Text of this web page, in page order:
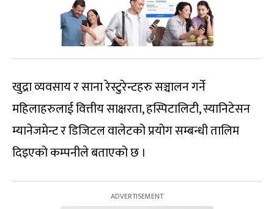
खुद्रा व्यवसाय र साना रेस्टुरेन्टहरु सञ्चालन गर्ने
महिलाहरुलाई वित्तीय साक्षरता, हस्पिटालिटी, स्यानिटेसन
म्यानेजमेन्ट र डिजिटल वालेटको प्रयोग सम्बन्धी तालिम
दिइएको कम्पनीले बताएको छ ।